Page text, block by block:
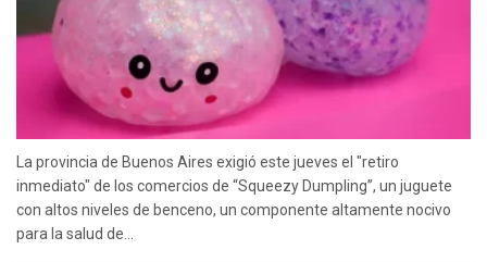
La provincia de Buenos Aires exigió este jueves el "retiro
inmediato" de los comercios de “Squeezy Dumpling”, un juguete
con altos niveles de benceno, un componente altamente nocivo
para la salud de...